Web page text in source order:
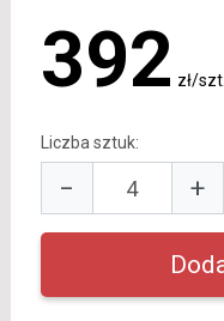
392 zł/szt.
Liczba sztuk:
− +